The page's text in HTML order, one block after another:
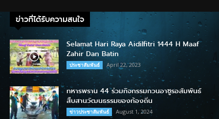
ข่าวที่ได้รับความสนใจ
Selamat Hari Raya Aidilfitri 1444 H Maaf
Zahir Dan Batin
ประชาสัมพันธ์ April 22, 2023
ทหารพราน 44 ร่วมกิจกรรมกวนอาซูรอสัมพันธ์
สืบสานวัฒนธรรมของท้องถิ่น
ข่าวประชาสัมพันธ์ August 1, 2024